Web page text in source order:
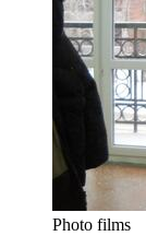
Photo films